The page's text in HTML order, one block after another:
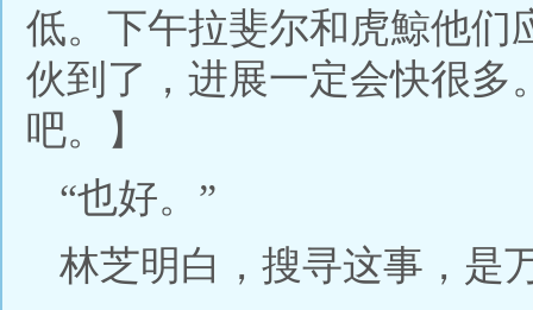
低。下午拉斐尔和虎鯨他们
伙到了，进展一定会快很多
吧。】
“也好。”
林芝明白，搜寻这事，是